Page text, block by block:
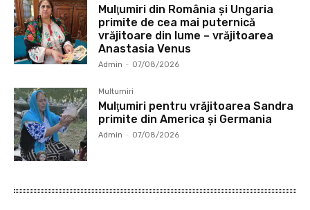
Mulţumiri din România și Ungaria
primite de cea mai puternică
vrăjitoare din lume – vrăjitoarea
Anastasia Venus
Admin - 07/08/2026
Multumiri
Mulţumiri pentru vrăjitoarea Sandra
primite din America și Germania
Admin - 07/08/2026